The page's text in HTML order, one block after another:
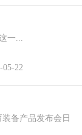
一...
05-22
备产品发布会日